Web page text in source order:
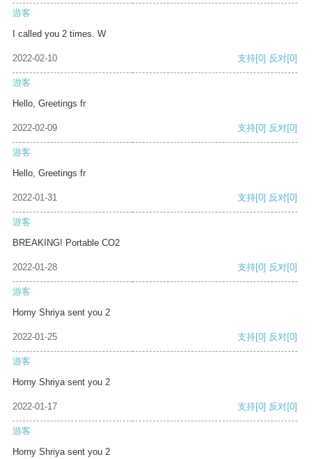
游客
I called you 2 times. W
2022-02-10 支持[0] 反对[0]
游客
Hello, Greetings fr
2022-02-09 支持[0] 反对[0]
游客
Hello, Greetings fr
2022-01-31 支持[0] 反对[0]
游客
BREAKING! Portable CO2
2022-01-28 支持[0] 反对[0]
游客
Horny Shriya sent you 2
2022-01-25 支持[0] 反对[0]
游客
Horny Shriya sent you 2
2022-01-17 支持[0] 反对[0]
游客
Horny Shriya sent you 2